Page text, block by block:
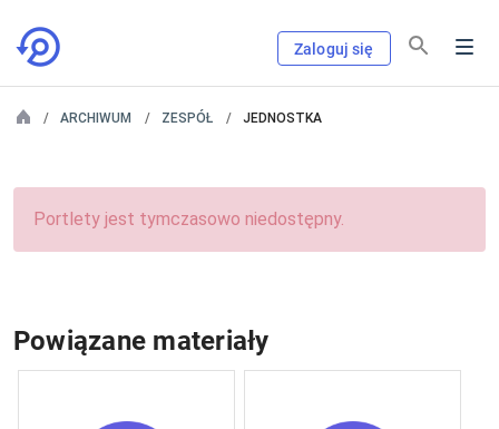
Zaloguj się
ARCHIWUM ZESPÓŁ JEDNOSTKA
Portlety jest tymczasowo niedostępny.
Powiązane materiały